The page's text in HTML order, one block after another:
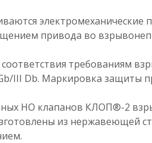
привода во
соответствия требованиям
III Db. Маркировка защиты
НО клапанов КЛОП®-2
из нержавеющей